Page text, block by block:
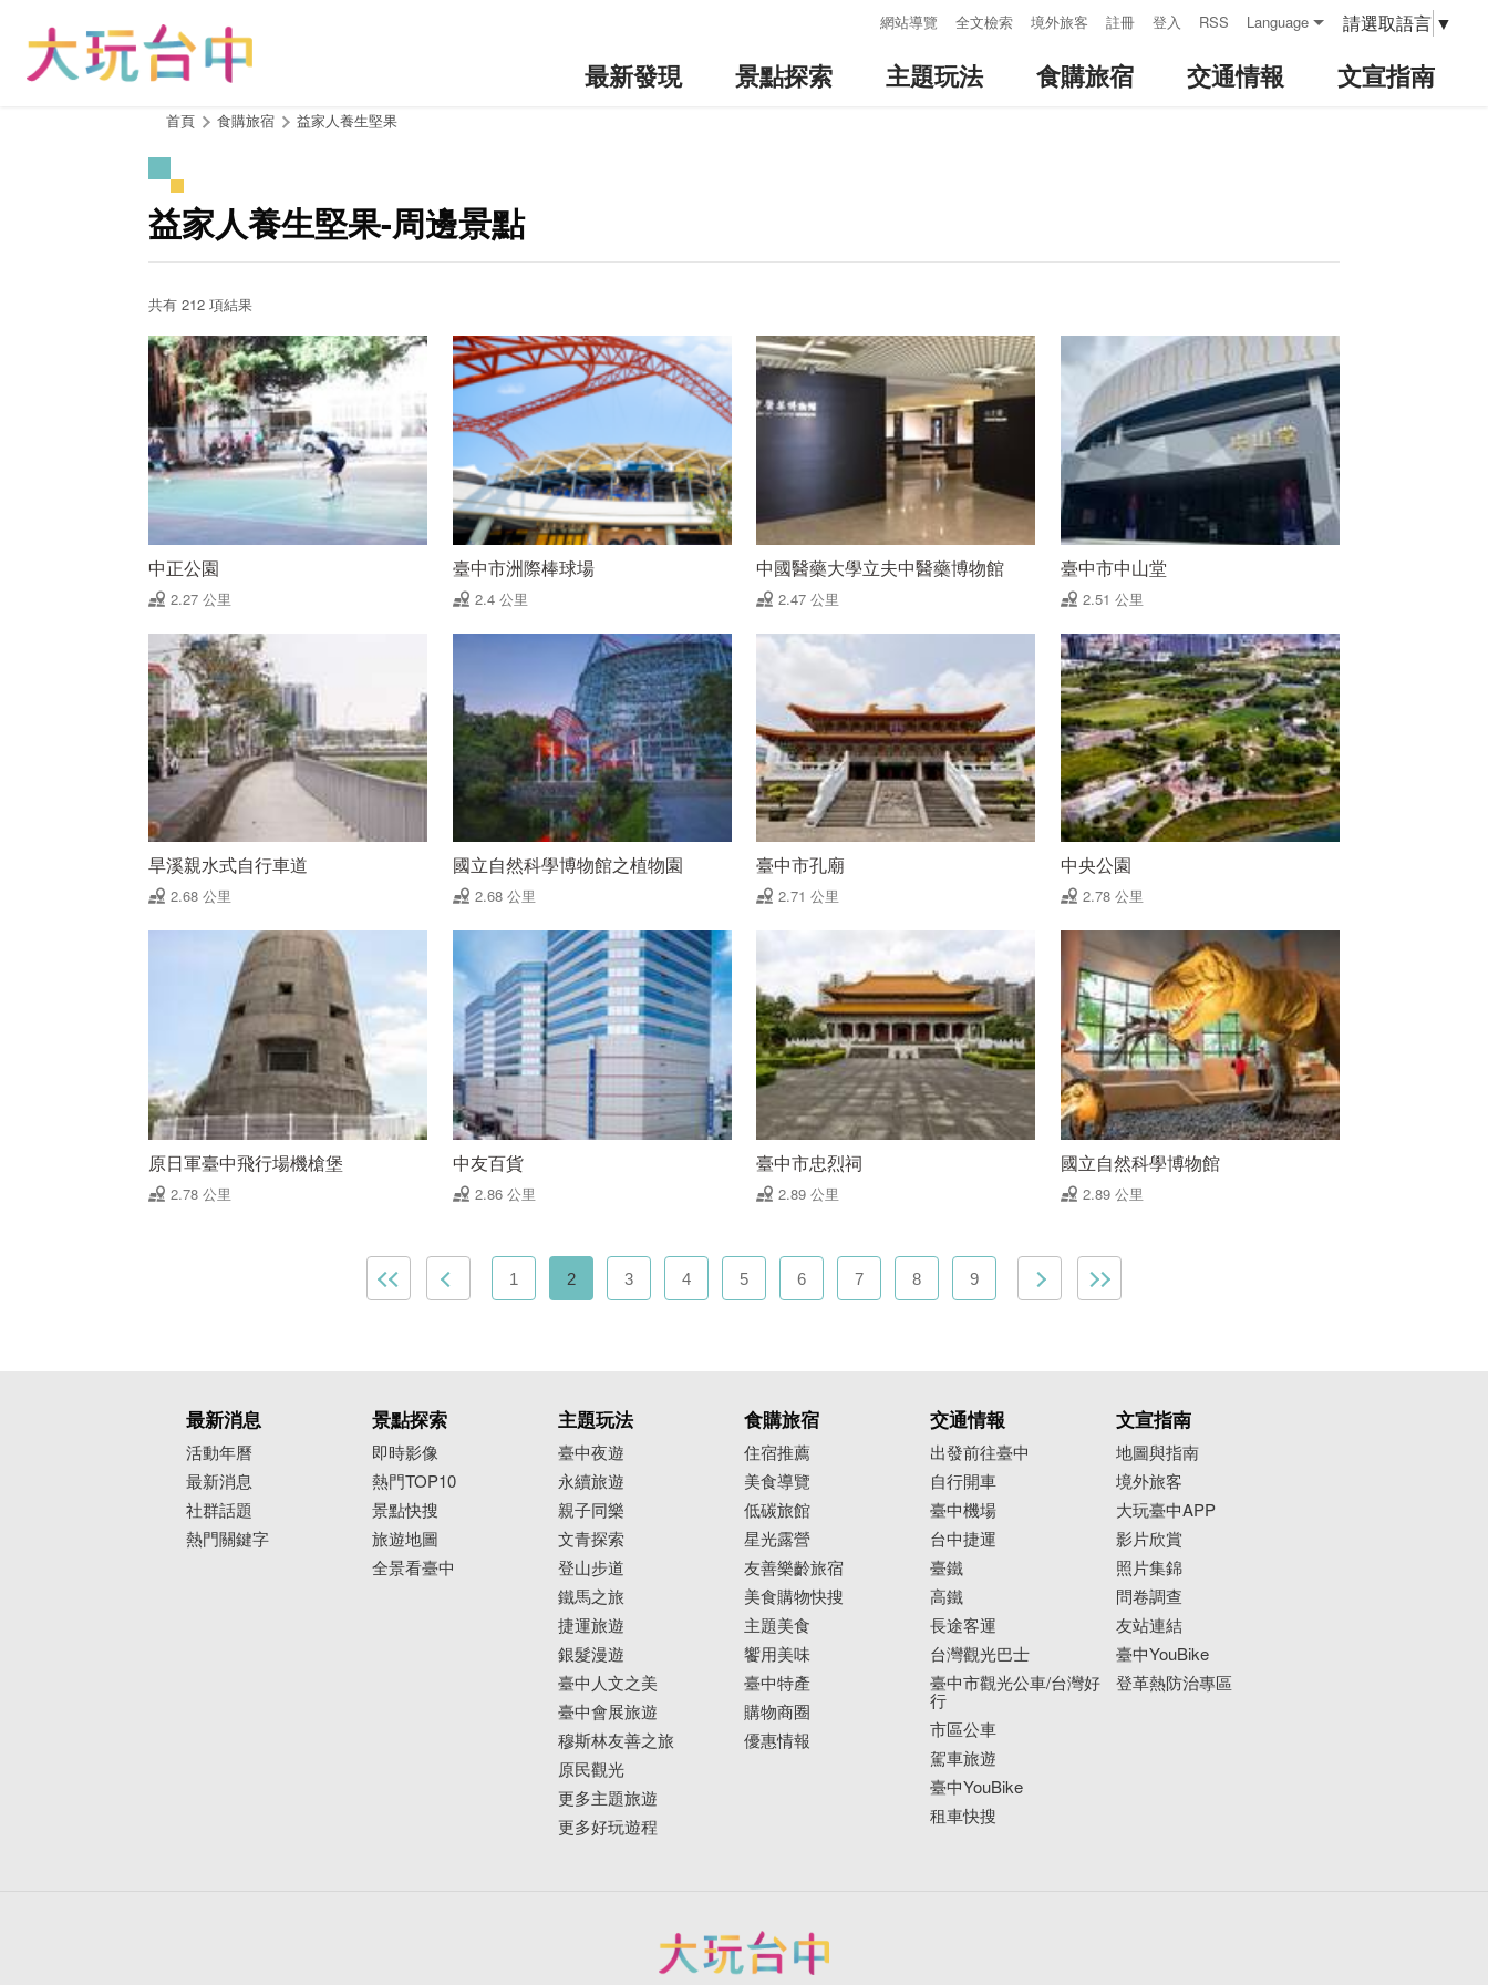
網站導覽 全文檢索 境外旅客 註冊 登入 RSS Language 請選取語言 ▼
最新發現 景點探索 主題玩法 食購旅宿 交通情報 文宣指南
首頁 食購旅宿 益家人養生堅果
益家人養生堅果-周邊景點
共有 212 項結果
中正公園
2.27 公里
臺中市洲際棒球場
2.4 公里
中國醫藥大學立夫中醫藥博物館
2.47 公里
臺中市中山堂
2.51 公里
旱溪親水式自行車道
2.68 公里
國立自然科學博物館之植物園
2.68 公里
臺中市孔廟
2.71 公里
中央公園
2.78 公里
原日軍臺中飛行場機槍堡
2.78 公里
中友百貨
2.86 公里
臺中市忠烈祠
2.89 公里
國立自然科學博物館
2.89 公里
1 2 3 4 5 6 7 8 9
最新消息
活動年曆
最新消息
社群話題
熱門關鍵字
景點探索
即時影像
熱門TOP10
景點快搜
旅遊地圖
全景看臺中
主題玩法
臺中夜遊
永續旅遊
親子同樂
文青探索
登山步道
鐵馬之旅
捷運旅遊
銀髮漫遊
臺中人文之美
臺中會展旅遊
穆斯林友善之旅
原民觀光
更多主題旅遊
更多好玩遊程
食購旅宿
住宿推薦
美食導覽
低碳旅館
星光露營
友善樂齡旅宿
美食購物快搜
主題美食
饗用美味
臺中特產
購物商圈
優惠情報
交通情報
出發前往臺中
自行開車
臺中機場
台中捷運
臺鐵
高鐵
長途客運
台灣觀光巴士
臺中市觀光公車/台灣好
行
市區公車
駕車旅遊
臺中YouBike
租車快搜
文宣指南
地圖與指南
境外旅客
大玩臺中APP
影片欣賞
照片集錦
問卷調查
友站連結
臺中YouBike
登革熱防治專區